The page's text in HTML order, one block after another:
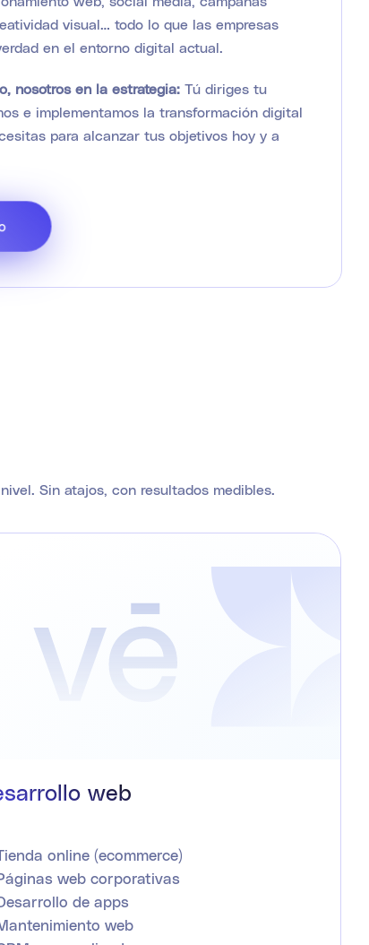
visual… todo lo que las empresas
en el entorno digital actual.
nosotros en la estrategia: Tú diriges tu
e implementamos la transformación digital
para alcanzar tus objetivos hoy y a
Sin atajos, con resultados medibles.
web
online (ecommerce)
web corporativas
de apps
web